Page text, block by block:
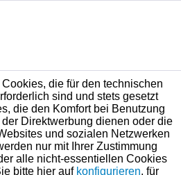
die für den technischen
sind und stets gesetzt
die den Komfort bei Benutzung
Direktwerbung dienen oder die
und sozialen Netzwerken
nur mit Ihrer Zustimmung
alle nicht-essentiellen Cookies
bitte hier auf konfigurieren, für